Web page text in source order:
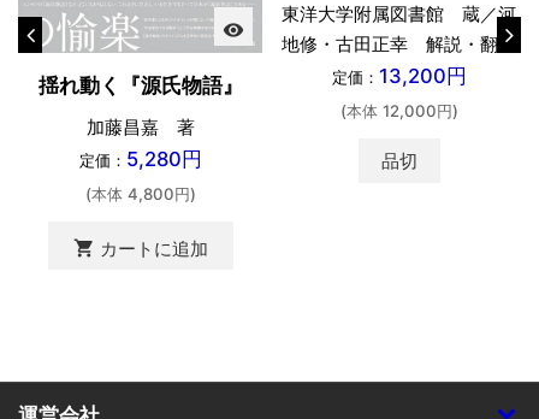
visibility
揺れ動く『源氏物語』
加藤昌嘉 著
定価： 5,280円
(本体 4,800円)
shopping_cart カートに追加
東洋大学附属図書館 蔵／河
地修・古田正幸 解説・翻刻
定価： 13,200円
(本体 12,000円)
品切